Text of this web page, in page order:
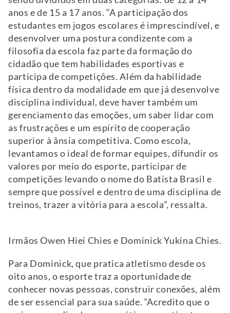
anos e de 15 a 17 anos. “A participação dos
estudantes em jogos escolares é imprescindível, e
desenvolver uma postura condizente com a
filosofia da escola faz parte da formação do
cidadão que tem habilidades esportivas e
participa de competições. Além da habilidade
física dentro da modalidade em que já desenvolve
disciplina individual, deve haver também um
gerenciamento das emoções, um saber lidar com
as frustrações e um espírito de cooperação
superior à ânsia competitiva. Como escola,
levantamos o ideal de formar equipes, difundir os
valores por meio do esporte, participar de
competições levando o nome do Batista Brasil e
sempre que possível e dentro de uma disciplina de
treinos, trazer a vitória para a escola”, ressalta.
Irmãos Owen Hiei Chies e Dominick Yukina Chies.
Para Dominick, que pratica atletismo desde os
oito anos, o esporte traz a oportunidade de
conhecer novas pessoas, construir conexões, além
de ser essencial para sua saúde. “Acredito que o